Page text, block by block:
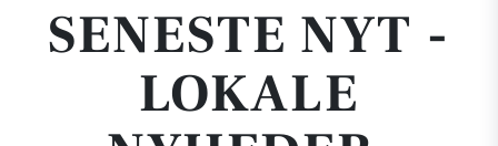
SENESTE NYT -
LOKALE